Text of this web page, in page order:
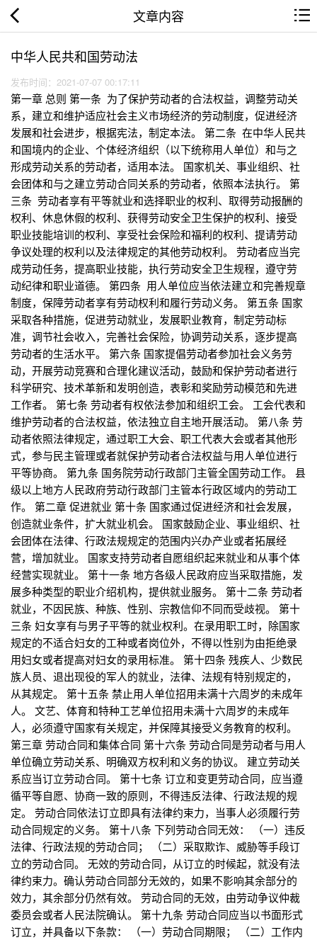
文章内容
中华人民共和国劳动法
发布时间：2021-07-07 00:17:11
第一章 总则 第一条 为了保护劳动者的合法权益，调整劳动关
系，建立和维护适应社会主义市场经济的劳动制度，促进经济
发展和社会进步，根据宪法，制定本法。 第二条 在中华人民共
和国境内的企业、个体经济组织（以下统称用人单位）和与之
形成劳动关系的劳动者，适用本法。 国家机关、事业组织、社
会团体和与之建立劳动合同关系的劳动者，依照本法执行。 第
三条 劳动者享有平等就业和选择职业的权利、取得劳动报酬的
权利、休息休假的权利、获得劳动安全卫生保护的权利、接受
职业技能培训的权利、享受社会保险和福利的权利、提请劳动
争议处理的权利以及法律规定的其他劳动权利。 劳动者应当完
成劳动任务，提高职业技能，执行劳动安全卫生规程，遵守劳
动纪律和职业道德。 第四条 用人单位应当依法建立和完善规章
制度，保障劳动者享有劳动权利和履行劳动义务。 第五条 国家
采取各种措施，促进劳动就业，发展职业教育，制定劳动标
准，调节社会收入，完善社会保险，协调劳动关系，逐步提高
劳动者的生活水平。 第六条 国家提倡劳动者参加社会义务劳
动，开展劳动竞赛和合理化建议活动，鼓励和保护劳动者进行
科学研究、技术革新和发明创造，表彰和奖励劳动模范和先进
工作者。 第七条 劳动者有权依法参加和组织工会。 工会代表和
维护劳动者的合法权益，依法独立自主地开展活动。 第八条 劳
动者依照法律规定，通过职工大会、职工代表大会或者其他形
式，参与民主管理或者就保护劳动者合法权益与用人单位进行
平等协商。 第九条 国务院劳动行政部门主管全国劳动工作。 县
级以上地方人民政府劳动行政部门主管本行政区域内的劳动工
作。 第二章 促进就业 第十条 国家通过促进经济和社会发展，
创造就业条件，扩大就业机会。 国家鼓励企业、事业组织、社
会团体在法律、行政法规规定的范围内兴办产业或者拓展经
营，增加就业。 国家支持劳动者自愿组织起来就业和从事个体
经营实现就业。 第十一条 地方各级人民政府应当采取措施，发
展多种类型的职业介绍机构，提供就业服务。 第十二条 劳动者
就业，不因民族、种族、性别、宗教信仰不同而受歧视。 第十
三条 妇女享有与男子平等的就业权利。在录用职工时，除国家
规定的不适合妇女的工种或者岗位外，不得以性别为由拒绝录
用妇女或者提高对妇女的录用标准。 第十四条 残疾人、少数民
族人员、退出现役的军人的就业，法律、法规有特别规定的，
从其规定。 第十五条 禁止用人单位招用未满十六周岁的未成年
人。 文艺、体育和特种工艺单位招用未满十六周岁的未成年
人，必须遵守国家有关规定，并保障其接受义务教育的权利。
第三章 劳动合同和集体合同 第十六条 劳动合同是劳动者与用人
单位确立劳动关系、明确双方权利和义务的协议。 建立劳动关
系应当订立劳动合同。 第十七条 订立和变更劳动合同，应当遵
循平等自愿、协商一致的原则，不得违反法律、行政法规的规
定。 劳动合同依法订立即具有法律约束力，当事人必须履行劳
动合同规定的义务。 第十八条 下列劳动合同无效： （一）违反
法律、行政法规的劳动合同； （二）采取欺诈、威胁等手段订
立的劳动合同。 无效的劳动合同，从订立的时候起，就没有法
律约束力。确认劳动合同部分无效的，如果不影响其余部分的
效力，其余部分仍然有效。 劳动合同的无效，由劳动争议仲裁
委员会或者人民法院确认。 第十九条 劳动合同应当以书面形式
订立，并具备以下条款： （一）劳动合同期限； （二）工作内